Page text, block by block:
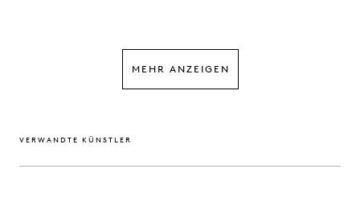
MEHR ANZEIGEN
VERWANDTE KÜNSTLER